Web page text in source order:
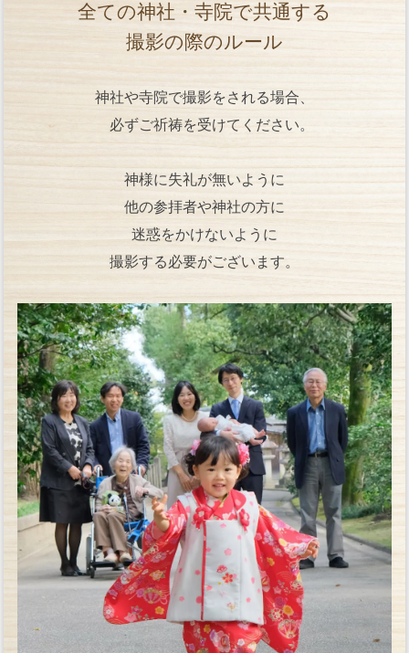
全ての神社・寺院で共通する
撮影の際のルール
神社や寺院で撮影をされる場合、
必ずご祈祷を受けてください。
神様に失礼が無いように
他の参拝者や神社の方に
迷惑をかけないように
撮影する必要がございます。